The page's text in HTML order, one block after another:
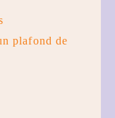
plafond de